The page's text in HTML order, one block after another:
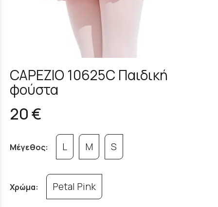
CAPEZIO 10625C Παιδική
φούστα
20 €
Μέγεθος: L M S
Χρώμα: Petal Pink